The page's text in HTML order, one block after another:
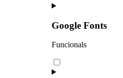
Google Fonts
Funcionals